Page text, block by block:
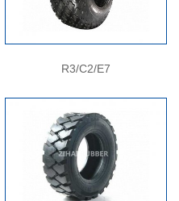
R3/C2/E7